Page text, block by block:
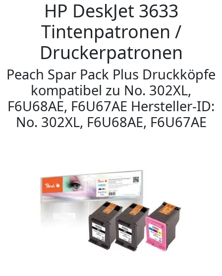
HP DeskJet 3633
Tintenpatronen /
Druckerpatronen
Peach Spar Pack Plus Druckköpfe
kompatibel zu No. 302XL,
F6U68AE, F6U67AE Hersteller-ID:
No. 302XL, F6U68AE, F6U67AE